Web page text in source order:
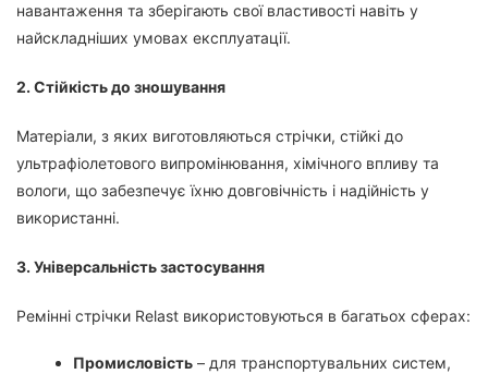
навантаження та зберігають свої властивості навіть у
найскладніших умовах експлуатації.
2. Стійкість до зношування
Матеріали, з яких виготовляються стрічки, стійкі до
ультрафіолетового випромінювання, хімічного впливу та
вологи, що забезпечує їхню довговічність і надійність у
використанні.
3. Універсальність застосування
Ремінні стрічки Relast використовуються в багатьох сферах:
Промисловість – для транспортувальних систем,